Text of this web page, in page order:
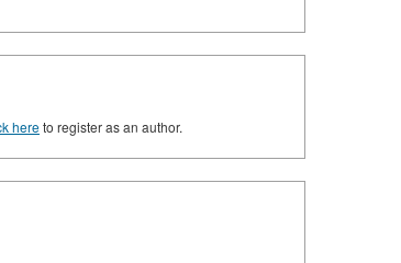
hereto register as an author.